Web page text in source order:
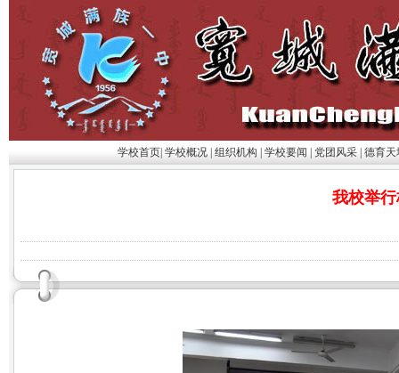
学校首页| 学校概况| 组织机构 学校要闻 党团风采| 德育天
我校举